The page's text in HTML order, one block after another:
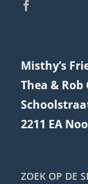
Misthy’s
Thea &
2211 EA
ZOEK OP DE